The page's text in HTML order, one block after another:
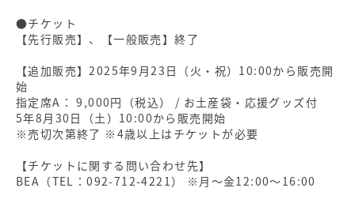
●チケット
【先行販売】、【一般販売】終了
【追加販売】2025年9月23日（火・祝）10:00から販売開
始
指定席A： 9,000円（税込） / お土産袋・応援グッズ付
5年8月30日（土）10:00から販売開始
※売切次第終了 ※4歳以上はチケットが必要
【チケットに関する問い合わせ先】
BEA（TEL：092-712-4221） ※月〜金12:00〜16:00